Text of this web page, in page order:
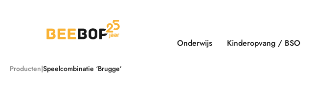
Onderwijs Kinderopvang / BSO
Producten Speelcombinatie ‘Brugge’